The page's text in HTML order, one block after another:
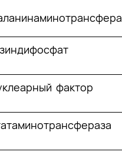
Международной
со здоровьем
или состояний)
заболеваний или
фактор